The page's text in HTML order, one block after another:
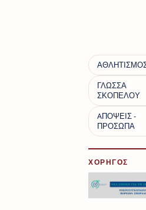
ΧΟΡΗΓΟΣ